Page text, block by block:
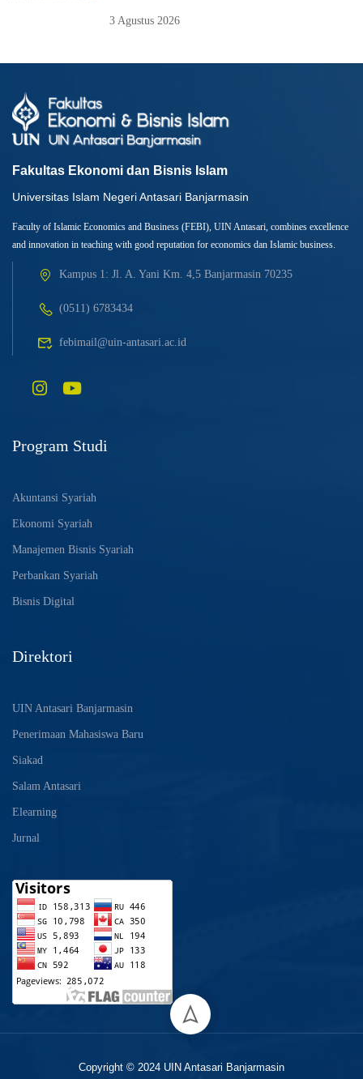
3 Agustus 2026
Fakultas Ekonomi dan Bisnis Islam
Universitas Islam Negeri Antasari Banjarmasin
Faculty of Islamic Economics and Business (FEBI), UIN Antasari, combines excellence
and innovation in teaching with good reputation for economics dan Islamic business.
Kampus 1: Jl. A. Yani Km. 4,5 Banjarmasin 70235
(0511) 6783434
febimail@uin-antasari.ac.id
Program Studi
Akuntansi Syariah
Ekonomi Syariah
Manajemen Bisnis Syariah
Perbankan Syariah
Bisnis Digital
Direktori
UIN Antasari Banjarmasin
Penerimaan Mahasiswa Baru
Siakad
Salam Antasari
Elearning
Jurnal
Copyright © 2024 UIN Antasari Banjarmasin